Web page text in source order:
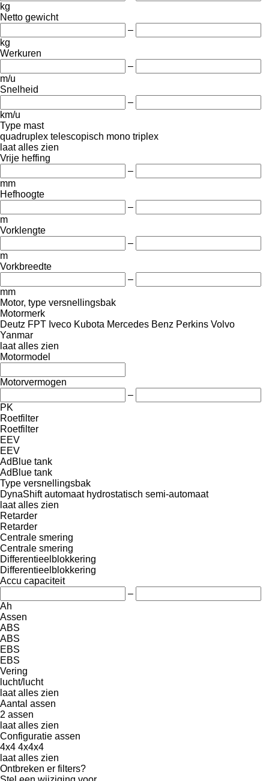
kg
Netto gewicht
–
kg
Werkuren
–
m/u
Snelheid
–
km/u
Type mast
quadruplex telescopisch mono triplex
laat alles zien
Vrije heffing
–
mm
Hefhoogte
–
m
Vorklengte
–
m
Vorkbreedte
–
mm
Motor, type versnellingsbak
Motormerk
Deutz FPT Iveco Kubota Mercedes Benz Perkins Volvo
Yanmar
laat alles zien
Motormodel
Motorvermogen
–
PK
Roetfilter
Roetfilter
EEV
EEV
AdBlue tank
AdBlue tank
Type versnellingsbak
DynaShift automaat hydrostatisch semi-automaat
laat alles zien
Retarder
Retarder
Centrale smering
Centrale smering
Differentieelblokkering
Differentieelblokkering
Accu capaciteit
–
Ah
Assen
ABS
ABS
EBS
EBS
Vering
lucht/lucht
laat alles zien
Aantal assen
2 assen
laat alles zien
Configuratie assen
4x4 4x4x4
laat alles zien
Ontbreken er filters?